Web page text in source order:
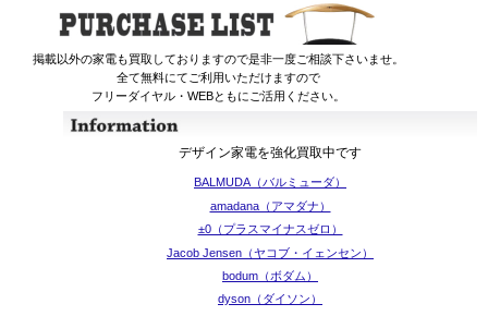
掲載以外の家電も買取しておりますので是非一度ご相談下さいませ。
全て無料にてご利用いただけますので
フリーダイヤル・WEBともにご活用ください。
デザイン家電を強化買取中です
BALMUDA（バルミューダ）
amadana（アマダナ）
±0（プラスマイナスゼロ）
Jacob Jensen（ヤコブ・イェンセン）
bodum（ボダム）
dyson（ダイソン）